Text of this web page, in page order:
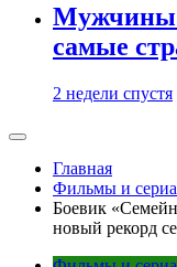
Мужчины
самые
2 недели спустя
Главная
Фильмы и
Боевик
новый рекорд